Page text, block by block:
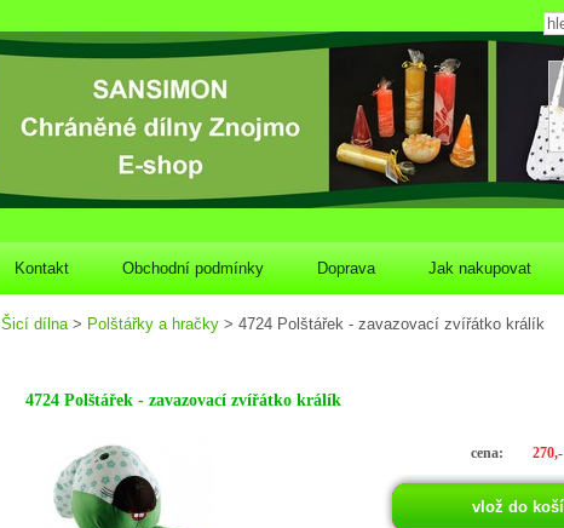
Kontakt Obchodní podmínky Doprava Jak nakupovat
Šicí dílna> Polštářky a hračky > 4724 Polštářek - zavazovací zvířátko králík
4724 Polštářek - zavazovací zvířátko králík
cena: 270,-